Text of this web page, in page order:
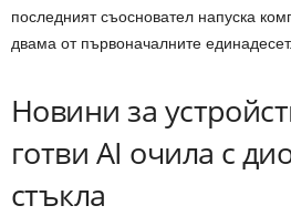
последният съосновател напуска
двама от първоначалните единадесет.
Новини за
готви AI очила с
стъкла